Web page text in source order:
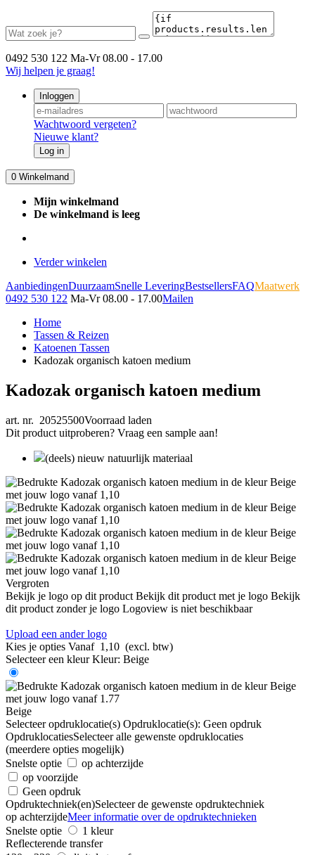
0492 530 122 Ma-Vr 08.00 - 17.00
Wij helpen je graag!
Inloggen
Wachtwoord vergeten?
Nieuwe klant?
Log in
0 Winkelmand
Mijn winkelmand
De winkelmand is leeg
Verder winkelen
AanbiedingenDuurzaamSnelle LeveringBestsellersFAQMaatwerk
0492 530 122 Ma-Vr 08.00 - 17.00Mailen
Home
Tassen & Reizen
Katoenen Tassen
Kadozak organisch katoen medium
Kadozak organisch katoen medium
art. nr. 20525500Voorraad laden
Dit product uitproberen? Vraag een sample aan!
(deels) nieuw natuurlijk materiaal
Vergroten
Bekijk je logo op dit product Bekijk dit product met je logo Bekijk
dit product zonder je logo Logoview is niet beschikbaar
Upload een ander logo
Kies je opties Vanaf 1,10 (excl. btw)
Selecteer een kleur Kleur: Beige
Beige
Selecteer opdruklocatie(s) Opdruklocatie(s): Geen opdruk
OpdruklocatiesSelecteer alle gewenste opdruklocaties
(meerdere opties mogelijk)
Snelste optie
op achterzijde
op voorzijde
Geen opdruk
Opdruktechniek(en)Selecteer de gewenste opdruktechniek
op achterzijdeMeer informatie over de opdruktechnieken
Snelste optie
1 kleur
Reflecterende transfer